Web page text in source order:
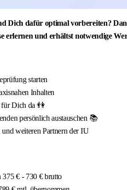
Dich dafür optimal vorbereiten?
und erhältst notwendige
starten
Inhalten
für Dich da 👫
persönlich austauschen 📚
weiteren Partnern der IU
375 € - 730 € brutto